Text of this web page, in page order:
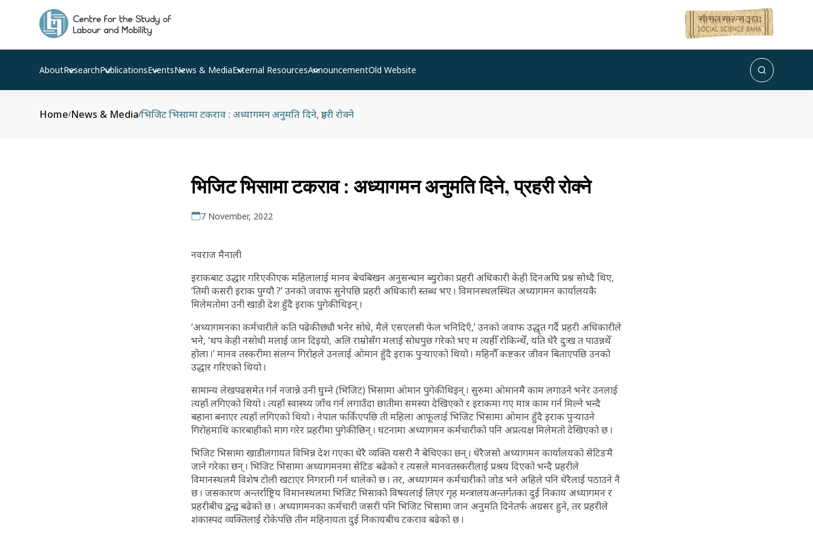
AboutResearchPublicationsEventsNews & MediaExternal ResourcesAnnouncementOld Website
Home/News & Media/भिजिट भिसामा टकराव : अध्यागमन अनुमति दिने, प्रहरी रोक्ने
भिजिट भिसामा टकराव : अध्यागमन अनुमति दिने, प्रहरी रोक्ने
7 November, 2022
नवराज मैनाली
इराकबाट उद्धार गरिएकी एक महिलालाई मानव बेचबिखन अनुसन्धान ब्युरोका प्रहरी अधिकारी केही दिनअघि प्रश्न सोध्दै थिए,
‘तिमी कसरी इराक पुग्यौ ?’ उनको जवाफ सुनेपछि प्रहरी अधिकारी स्तब्ध भए । विमानस्थलस्थित अध्यागमन कार्यालयकै
मिलेमतोमा उनी खाडी देश हुँदै इराक पुगेकी थिइन् ।
‘अध्यागमनका कर्मचारीले कति पढेकी छ्यौ भनेर सोधे, मैले एसएलसी फेल भनिदिएँ,’ उनको जवाफ उद्धृत गर्दै प्रहरी अधिकारीले
भने, ‘थप केही नसोधी मलाई जान दिइयो, अलि राम्रोसँग मलाई सोधपुछ गरेको भए म त्यहीँ रोकिन्थेँ, यति धेरै दुःख त पाउन्नथेँ
होला ।’ मानव तस्करीमा संलग्न गिरोहले उनलाई ओमान हुँदै इराक पुर्‍याएको थियो । महिनौँ कष्टकर जीवन बिताएपछि उनको
उद्धार गरिएको थियो ।
सामान्य लेखपढसमेत गर्न नजान्ने उनी घुम्ने (भिजिट) भिसामा ओमान पुगेकी थिइन् । सुरुमा ओमानमै काम लगाउने भनेर उनलाई
त्यहाँ लगिएको थियो । त्यहाँ स्वास्थ्य जाँच गर्न लगाउँदा छातीमा समस्या देखिएको र इराकमा गए मात्र काम गर्न मिल्ने भन्दै
बहाना बनाएर त्यहाँ लगिएको थियो । नेपाल फर्किएपछि ती महिला आफूलाई भिजिट भिसामा ओमान हुँदै इराक पुर्‍याउने
गिरोहमाथि कारबाहीको माग गरेर प्रहरीमा पुगेकी छिन् । घटनामा अध्यागमन कर्मचारीको पनि अप्रत्यक्ष मिलेमतो देखिएको छ ।
भिजिट भिसामा खाडीलगायत विभिन्न देश गएका धेरै व्यक्ति यसरी नै बेचिएका छन् । धेरैजसो अध्यागमन कार्यालयको सेटिङमै
जाने गरेका छन् । भिजिट भिसामा अध्यागमनमा सेटिङ बढेको र त्यसले मानवतस्करीलाई प्रश्रय दिएको भन्दै प्रहरीले
विमानस्थलमै विशेष टोली खटाएर निगरानी गर्न थालेको छ । तर, अध्यागमन कर्मचारीको जोड भने अहिले पनि धेरैलाई पठाउने नै
छ । जसकारण अन्तर्राष्ट्रिय विमानस्थलमा भिजिट भिसाको विषयलाई लिएर गृह मन्त्रालयअन्तर्गतका दुई निकाय अध्यागमन र
प्रहरीबीच द्वन्द्व बढेको छ । अध्यागमनका कर्मचारी जसरी पनि भिजिट भिसामा जान अनुमति दिनेतर्फ अग्रसर हुने, तर प्रहरीले
शंकास्पद व्यक्तिलाई रोकेपछि तीन महिनायता दुई निकायबीच टकराव बढेको छ ।